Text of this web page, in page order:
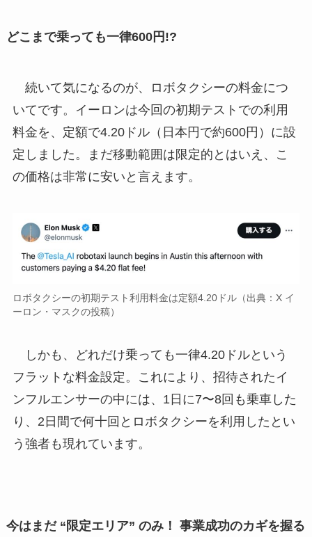
どこまで乗っても一律600円!?
続いて気になるのが、ロボタクシーの料金につ
いてです。イーロンは今回の初期テストでの利用
料金を、定額で4.20ドル（日本円で約600円）に設
定しました。まだ移動範囲は限定的とはいえ、こ
の価格は非常に安いと言えます。
ロボタクシーの初期テスト利用料金は定額4.20ドル（出典：X イ
ーロン・マスクの投稿）
しかも、どれだけ乗っても一律4.20ドルという
フラットな料金設定。これにより、招待されたイ
ンフルエンサーの中には、1日に7〜8回も乗車した
り、2日間で何十回とロボタクシーを利用したとい
う強者も現れています。
今はまだ “限定エリア” のみ！ 事業成功のカギを握る